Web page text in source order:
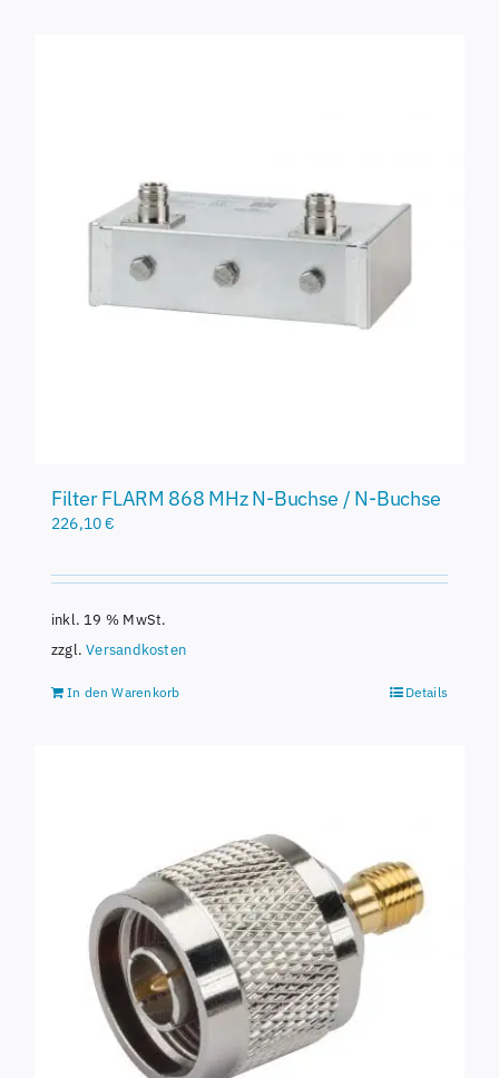
Filter FLARM 868 MHz N-Buchse / N-Buchse
226,10€
inkl. 19 % MwSt.
zzgl.Versandkosten
In den Warenkorb Details